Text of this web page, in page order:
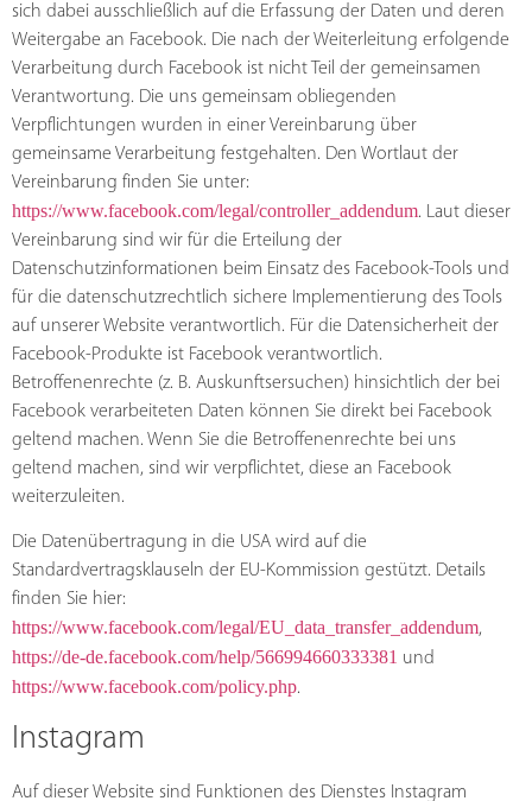
sich dabei ausschließlich auf die Erfassung der Daten und deren
Weitergabe an Facebook. Die nach der Weiterleitung erfolgende
Verarbeitung durch Facebook ist nicht Teil der gemeinsamen
Verantwortung. Die uns gemeinsam obliegenden
Verpflichtungen wurden in einer Vereinbarung über
gemeinsame Verarbeitung festgehalten. Den Wortlaut der
Vereinbarung finden Sie unter:
https://www.facebook.com/legal/controller_addendum. Laut dieser
Vereinbarung sind wir für die Erteilung der
Datenschutzinformationen beim Einsatz des Facebook-Tools und
für die datenschutzrechtlich sichere Implementierung des Tools
auf unserer Website verantwortlich. Für die Datensicherheit der
Facebook-Produkte ist Facebook verantwortlich.
Betroffenenrechte (z. B. Auskunftsersuchen) hinsichtlich der bei
Facebook verarbeiteten Daten können Sie direkt bei Facebook
geltend machen. Wenn Sie die Betroffenenrechte bei uns
geltend machen, sind wir verpflichtet, diese an Facebook
weiterzuleiten.
Die Datenübertragung in die USA wird auf die
Standardvertragsklauseln der EU-Kommission gestützt. Details
finden Sie hier:
https://www.facebook.com/legal/EU_data_transfer_addendum,
https://de-de.facebook.com/help/566994660333381 und
https://www.facebook.com/policy.php.
Instagram
Auf dieser Website sind Funktionen des Dienstes Instagram